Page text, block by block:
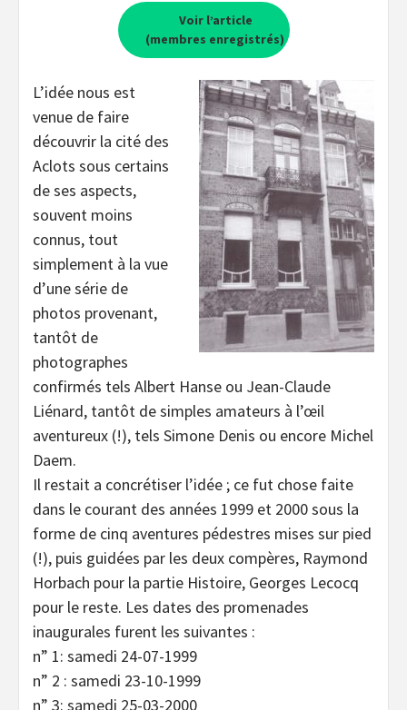
Voir l’article
(membres enregistrés)
L’idée nous est
venue de faire
découvrir la cité des
Aclots sous certains
de ses aspects,
souvent moins
connus, tout
simplement à la vue
d’une série de
photos provenant,
tantôt de
photographes
confirmés tels Albert Hanse ou Jean-Claude
Liénard, tantôt de simples amateurs à l’œil
aventureux (!), tels Simone Denis ou encore Michel
Daem.
Il restait a concrétiser l’idée ; ce fut chose faite
dans le courant des années 1999 et 2000 sous la
forme de cinq aventures pédestres mises sur pied
(!), puis guidées par les deux compères, Raymond
Horbach pour la partie Histoire, Georges Lecocq
pour le reste. Les dates des promenades
inaugurales furent les suivantes :
n” 1: samedi 24-07-1999
n” 2 : samedi 23-10-1999
n” 3: samedi 25-03-2000